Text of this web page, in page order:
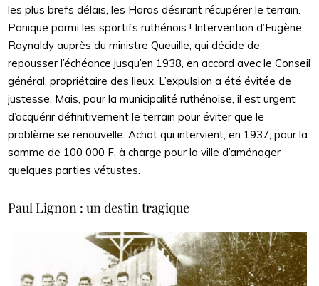
les plus brefs délais, les Haras désirant récupérer le terrain.
Panique parmi les sportifs ruthénois ! Intervention d’Eugène
Raynaldy auprès du ministre Queuille, qui décide de
repousser l’échéance jusqu’en 1938, en accord avec le Conseil
général, propriétaire des lieux. L’expulsion a été évitée de
justesse. Mais, pour la municipalité ruthénoise, il est urgent
d’acquérir définitivement le terrain pour éviter que le
problème se renouvelle. Achat qui intervient, en 1937, pour la
somme de 100 000 F, à charge pour la ville d’aménager
quelques parties vétustes.
Paul Lignon : un destin tragique